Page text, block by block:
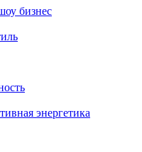
бизнес
энергетика